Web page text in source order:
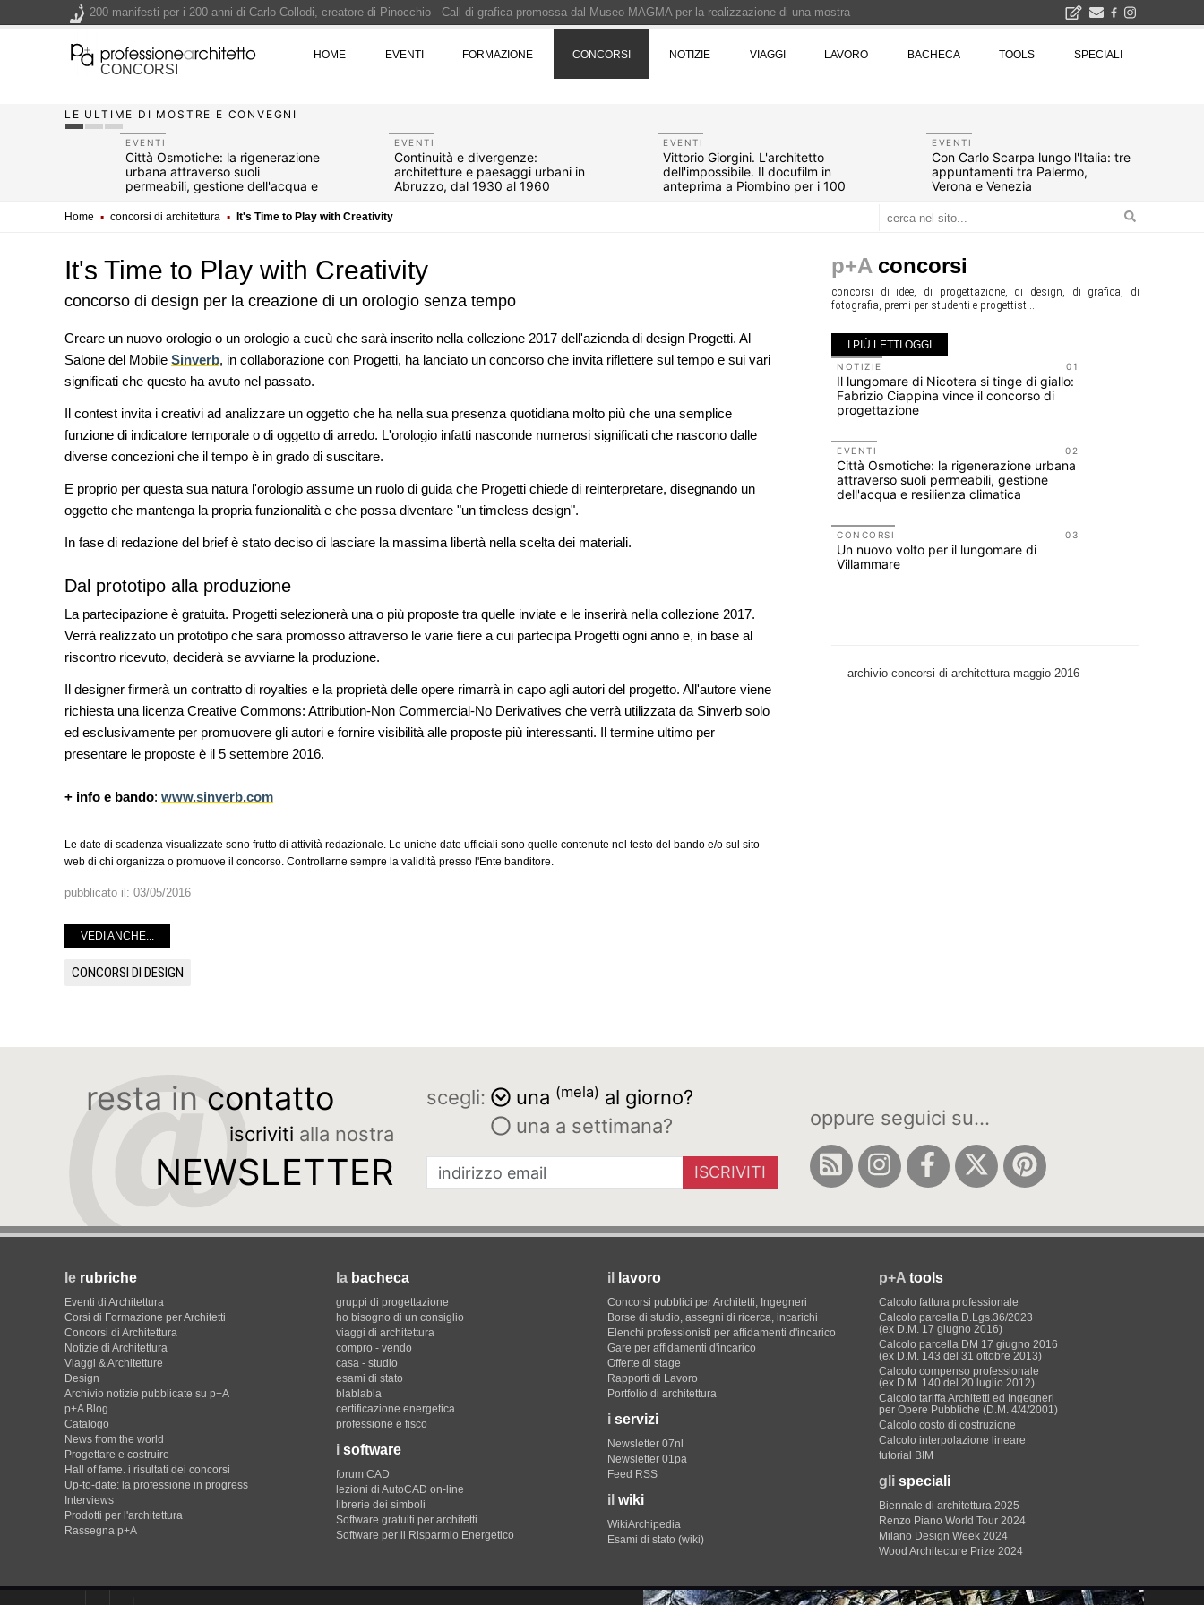
CONCORSI
HOME EVENTI FORMAZIONE CONCORSI NOTIZIE VIAGGI LAVORO BACHECA TOOLS SPECIALI
LE ULTIME DI MOSTRE E CONVEGNI
EVENTI
Città Osmotiche: la rigenerazione
urbana attraverso suoli
permeabili, gestione dell'acqua e
EVENTI
Continuità e divergenze:
architetture e paesaggi urbani in
Abruzzo, dal 1930 al 1960
EVENTI
Vittorio Giorgini. L'architetto
dell'impossibile. Il docufilm in
anteprima a Piombino per i 100
EVENTI
Con Carlo Scarpa lungo l'Italia: tre
appuntamenti tra Palermo,
Verona e Venezia
Home ▪ concorsi di architettura ▪ It's Time to Play with Creativity
It's Time to Play with Creativity
concorso di design per la creazione di un orologio senza tempo
Creare un nuovo orologio o un orologio a cucù che sarà inserito nella collezione 2017 dell'azienda di design Progetti. Al
Salone del Mobile Sinverb, in collaborazione con Progetti, ha lanciato un concorso che invita riflettere sul tempo e sui vari
significati che questo ha avuto nel passato.
Il contest invita i creativi ad analizzare un oggetto che ha nella sua presenza quotidiana molto più che una semplice
funzione di indicatore temporale o di oggetto di arredo. L'orologio infatti nasconde numerosi significati che nascono dalle
diverse concezioni che il tempo è in grado di suscitare.
E proprio per questa sua natura l'orologio assume un ruolo di guida che Progetti chiede di reinterpretare, disegnando un
oggetto che mantenga la propria funzionalità e che possa diventare "un timeless design".
In fase di redazione del brief è stato deciso di lasciare la massima libertà nella scelta dei materiali.
Dal prototipo alla produzione
La partecipazione è gratuita. Progetti selezionerà una o più proposte tra quelle inviate e le inserirà nella collezione 2017.
Verrà realizzato un prototipo che sarà promosso attraverso le varie fiere a cui partecipa Progetti ogni anno e, in base al
riscontro ricevuto, deciderà se avviarne la produzione.
Il designer firmerà un contratto di royalties e la proprietà delle opere rimarrà in capo agli autori del progetto. All'autore viene
richiesta una licenza Creative Commons: Attribution-Non Commercial-No Derivatives che verrà utilizzata da Sinverb solo
ed esclusivamente per promuovere gli autori e fornire visibilità alle proposte più interessanti. Il termine ultimo per
presentare le proposte è il 5 settembre 2016.
+ info e bando: www.sinverb.com
Le date di scadenza visualizzate sono frutto di attività redazionale. Le uniche date ufficiali sono quelle contenute nel testo del bando e/o sul sito
web di chi organizza o promuove il concorso. Controllarne sempre la validità presso l'Ente banditore.
pubblicato il: 03/05/2016
VEDI ANCHE...
CONCORSI DI DESIGN
p+A concorsi
concorsi di idee, di progettazione, di design, di grafica, di
fotografia, premi per studenti e progettisti..
I PIÙ LETTI OGGI
07
UP-TO-DATE
Il decreto infrastrutture è legge, le novità
Soprintendenza speciale
NOTIZIE
Tashkent modernista è sito Unesco: dieci
CONCORSI
La ricarica dei profumi domestici in un
prodotto innovativo di design
10
NOTIZIE
all'architettura
Venezia
L'obbligo di aggiornamento del Psc non
01
NOTIZIE
Il lungomare di Nicotera si tinge di giallo:
Fabrizio Ciappina vince il concorso di
progettazione
02
EVENTI
Città Osmotiche: la rigenerazione urbana
attraverso suoli permeabili, gestione
dell'acqua e resilienza climatica
03
CONCORSI
Un nuovo volto per il lungomare di
Villammare
archivio concorsi di architettura maggio 2016
resta in contatto
iscriviti alla nostra
NEWSLETTER
scegli: una (mela) al giorno?
una a settimana?
ISCRIVITI
oppure seguici su...
le rubriche
Eventi di Architettura
Corsi di Formazione per Architetti
Concorsi di Architettura
Notizie di Architettura
Viaggi & Architetture
Design
Archivio notizie pubblicate su p+A
p+A Blog
Catalogo
News from the world
Progettare e costruire
Hall of fame. i risultati dei concorsi
Up-to-date: la professione in progress
Interviews
Prodotti per l'architettura
Rassegna p+A
la bacheca
gruppi di progettazione
ho bisogno di un consiglio
viaggi di architettura
compro - vendo
casa - studio
esami di stato
blablabla
certificazione energetica
professione e fisco
i software
forum CAD
lezioni di AutoCAD on-line
librerie dei simboli
Software gratuiti per architetti
Software per il Risparmio Energetico
il lavoro
Concorsi pubblici per Architetti, Ingegneri
Borse di studio, assegni di ricerca, incarichi
Elenchi professionisti per affidamenti d'incarico
Gare per affidamenti d'incarico
Offerte di stage
Rapporti di Lavoro
Portfolio di architettura
i servizi
Newsletter 07nl
Newsletter 01pa
Feed RSS
il wiki
WikiArchipedia
Esami di stato (wiki)
p+A tools
Calcolo fattura professionale
Calcolo parcella D.Lgs.36/2023
(ex D.M. 17 giugno 2016)
Calcolo parcella DM 17 giugno 2016
(ex D.M. 143 del 31 ottobre 2013)
Calcolo compenso professionale
(ex D.M. 140 del 20 luglio 2012)
Calcolo tariffa Architetti ed Ingegneri
per Opere Pubbliche (D.M. 4/4/2001)
Calcolo costo di costruzione
Calcolo interpolazione lineare
tutorial BIM
gli speciali
Biennale di architettura 2025
Renzo Piano World Tour 2024
Milano Design Week 2024
Wood Architecture Prize 2024
200 manifesti per i 200 anni di Carlo Collodi, creatore di Pinocchio - Call di grafica promossa dal Museo MAGMA per la realizzazione di una mostra
Il lungomare di Nicotera si tinge di giallo: Fabrizio Ciappina vince il concorso di progettazione
Il decreto infrastrutture è legge, le novità dall'anticipazione del prezzo alla Soprintendenza speciale
Un nuovo volto per il lungomare di Villammare - Concorso di progettazione a procedura aperta due fasi Montepremi: 18.000 euro